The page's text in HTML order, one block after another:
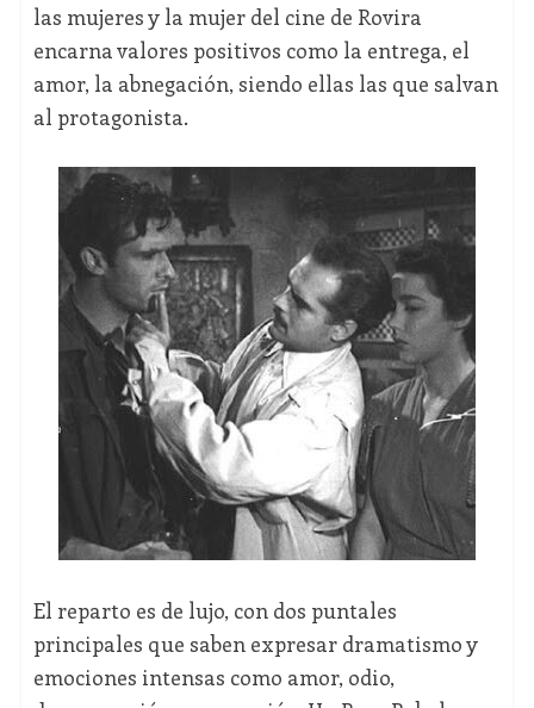
las mujeres y la mujer del cine de Rovira
encarna valores positivos como la entrega, el
amor, la abnegación, siendo ellas las que salvan
al protagonista.
El reparto es de lujo, con dos puntales
principales que saben expresar dramatismo y
emociones intensas como amor, odio,